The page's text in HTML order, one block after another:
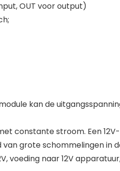
OUT voor output)
kan de
constante stroom. Een
grote schommelingen in
voeding naar 12V